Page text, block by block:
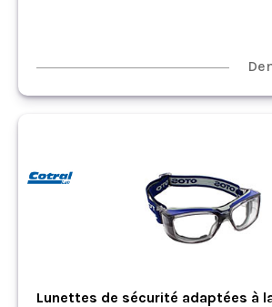
Lunettes de sécurité adaptées à